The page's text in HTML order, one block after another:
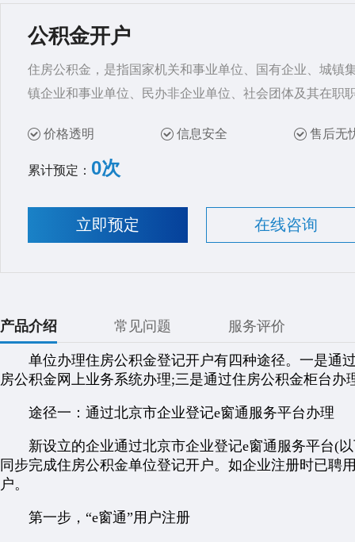
公积金开户
住房公积金，是指国家机关和事业单位、国有企业、城镇
镇企业和事业单位、民办非企业单位、社会团体及其在职
价格透明 信息安全 售后无
累计预定： 0次
立即预定 在线咨询
产品介绍 常见问题 服务评价
单位办理住房公积金登记开户有四种途径。一是通
房公积金网上业务系统办理;三是通过住房公积金柜台
途径一：通过北京市企业登记e窗通服务平台办理
新设立的企业通过北京市企业登记e窗通服务平台(以
同步完成住房公积金单位登记开户。如企业注册时已聘
户。
第一步，“e窗通”用户注册